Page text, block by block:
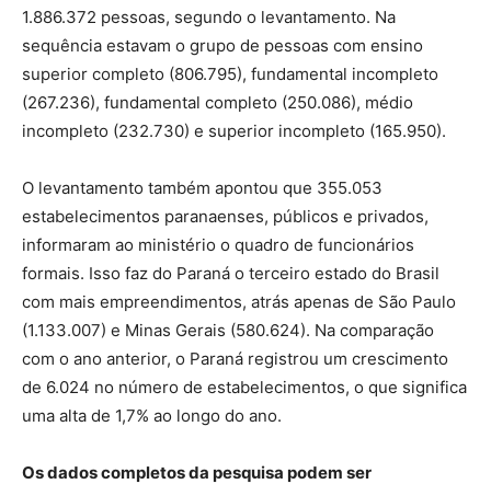
1.886.372 pessoas, segundo o levantamento. Na
sequência estavam o grupo de pessoas com ensino
superior completo (806.795), fundamental incompleto
(267.236), fundamental completo (250.086), médio
incompleto (232.730) e superior incompleto (165.950).
O levantamento também apontou que 355.053
estabelecimentos paranaenses, públicos e privados,
informaram ao ministério o quadro de funcionários
formais. Isso faz do Paraná o terceiro estado do Brasil
com mais empreendimentos, atrás apenas de São Paulo
(1.133.007) e Minas Gerais (580.624). Na comparação
com o ano anterior, o Paraná registrou um crescimento
de 6.024 no número de estabelecimentos, o que significa
uma alta de 1,7% ao longo do ano.
Os dados completos da pesquisa podem ser